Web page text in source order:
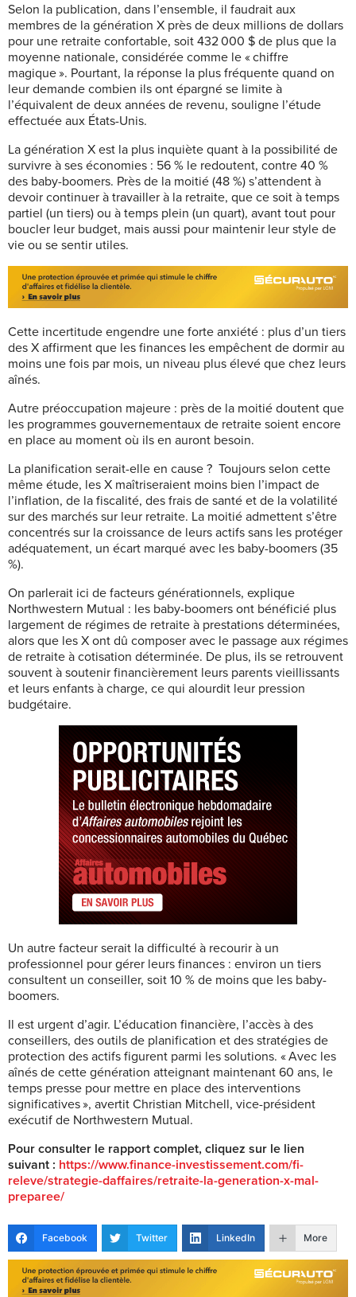
Selon la publication, dans l’ensemble, il faudrait aux
membres de la génération X près de deux millions de dollars
pour une retraite confortable, soit 432 000 $ de plus que la
moyenne nationale, considérée comme le « chiffre
magique ». Pourtant, la réponse la plus fréquente quand on
leur demande combien ils ont épargné se limite à
l’équivalent de deux années de revenu, souligne l’étude
effectuée aux États-Unis.
La génération X est la plus inquiète quant à la possibilité de
survivre à ses économies : 56 % le redoutent, contre 40 %
des baby-boomers. Près de la moitié (48 %) s’attendent à
devoir continuer à travailler à la retraite, que ce soit à temps
partiel (un tiers) ou à temps plein (un quart), avant tout pour
boucler leur budget, mais aussi pour maintenir leur style de
vie ou se sentir utiles.
Cette incertitude engendre une forte anxiété : plus d’un tiers
des X affirment que les finances les empêchent de dormir au
moins une fois par mois, un niveau plus élevé que chez leurs
aînés.
Autre préoccupation majeure : près de la moitié doutent que
les programmes gouvernementaux de retraite soient encore
en place au moment où ils en auront besoin.
La planification serait-elle en cause ? Toujours selon cette
même étude, les X maîtriseraient moins bien l’impact de
l’inflation, de la fiscalité, des frais de santé et de la volatilité
sur des marchés sur leur retraite. La moitié admettent s’être
concentrés sur la croissance de leurs actifs sans les protéger
adéquatement, un écart marqué avec les baby-boomers (35
%).
On parlerait ici de facteurs générationnels, explique
Northwestern Mutual : les baby-boomers ont bénéficié plus
largement de régimes de retraite à prestations déterminées,
alors que les X ont dû composer avec le passage aux régimes
de retraite à cotisation déterminée. De plus, ils se retrouvent
souvent à soutenir financièrement leurs parents vieillissants
et leurs enfants à charge, ce qui alourdit leur pression
budgétaire.
Un autre facteur serait la difficulté à recourir à un
professionnel pour gérer leurs finances : environ un tiers
consultent un conseiller, soit 10 % de moins que les baby-
boomers.
Il est urgent d’agir. L’éducation financière, l’accès à des
conseillers, des outils de planification et des stratégies de
protection des actifs figurent parmi les solutions. « Avec les
aînés de cette génération atteignant maintenant 60 ans, le
temps presse pour mettre en place des interventions
significatives », avertit Christian Mitchell, vice-président
exécutif de Northwestern Mutual.
Pour consulter le rapport complet, cliquez sur le lien
suivant : https://www.finance-investissement.com/fi-
releve/strategie-daffaires/retraite-la-generation-x-mal-
preparee/
Facebook Twitter LinkedIn More